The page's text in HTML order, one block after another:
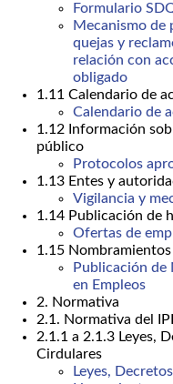
Formulario
Mecanismo de
quejas y
relación con
obligado
1.11 Calendario de
Calendario de
1.12 Información
público
Protocolos
1.13 Entes y
Vigilancia y
1.14 Publicación de
Ofertas de
1.15
Publicación
en Empleos
2. Normativa
2.1. Normativa del
2.1.1 a 2.1.3 Leyes,
Cirdulares
Leyes,